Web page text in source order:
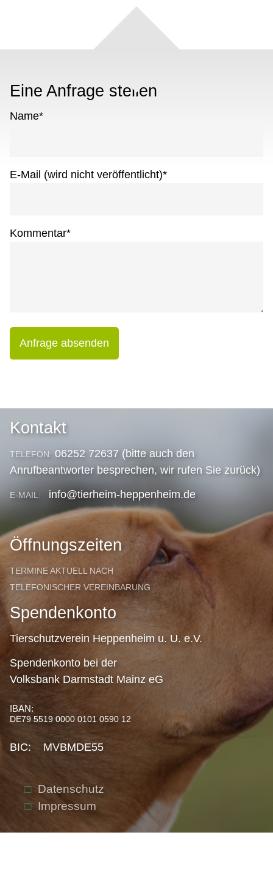
Eine Anfrage stellen
Name*
E-Mail (wird nicht veröffentlicht)*
Kommentar*
Anfrage absenden
Kontakt
TELEFON: 06252 72637 (bitte auch den
Anrufbeantworter besprechen, wir rufen Sie zurück)
E-MAIL: info@tierheim-heppenheim.de
Öffnungszeiten
TERMINE AKTUELL NACH
TELEFONISCHER VEREINBARUNG
Spendenkonto
Tierschutzverein Heppenheim u. U. e.V.
Spendenkonto bei der
Volksbank Darmstadt Mainz eG
IBAN:
DE79 5519 0000 0101 0590 12
BIC: MVBMDE55
Datenschutz
Impressum